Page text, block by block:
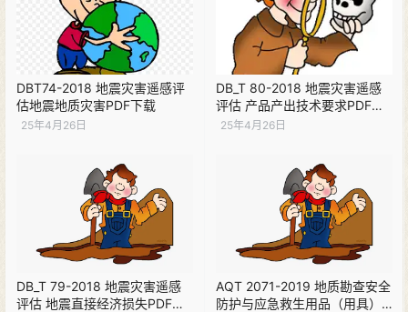
DBT74-2018 地震灾害遥感评
估地震地质灾害PDF下载
25年4月26日
DB_T 80-2018 地震灾害遥感
评估 产品产出技术要求PDF下
载
25年4月26日
DB_T 79-2018 地震灾害遥感
评估 地震直接经济损失PDF下
AQT 2071-2019 地质勘查安全
防护与应急救生用品（用具）